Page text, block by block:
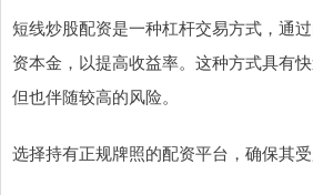
短线炒股配资是一种杠杆交易方式，通
资本金，以提高收益率。这种方式具有
但也伴随较高的风险。
选择持有正规牌照的配资平台，确保其受